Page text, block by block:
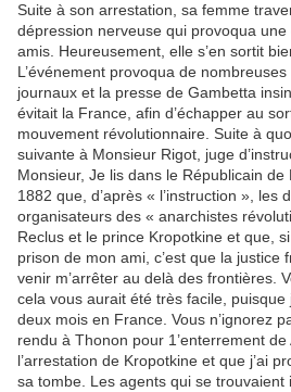
Suite à son arrestation, sa femme
dépression nerveuse qui provoqua
amis. Heureusement, elle s’en sortit
L’événement provoqua de
journaux et la presse de Gambetta
évitait la France, afin d’échapper au
mouvement révolutionnaire. Suite à
suivante à Monsieur Rigot, juge
Monsieur, Je lis dans le Républicain
1882 que, d’après « l’instruction », les
organisateurs des « anarchistes
Reclus et le prince Kropotkine et que,
prison de mon ami, c’est que la justice
venir m’arrêter au delà des frontières.
cela vous aurait été très facile,
deux mois en France. Vous n’ignorez
rendu à Thonon pour 1’enterrement
l’arrestation de Kropotkine et que j’ai
sa tombe. Les agents qui se